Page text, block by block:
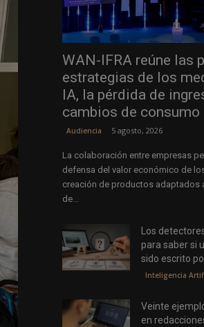
WAN-IFRA reúne las
estrategias de los
IA, la pérdida de
cambios de consumo
Audiencia 5 agosto, 2026
La colaboración entre empresas
defensa del valor económico de
creación de productos adaptados
de...
Los
para saber si
sido escrito
Inteligencia
Veinte
en